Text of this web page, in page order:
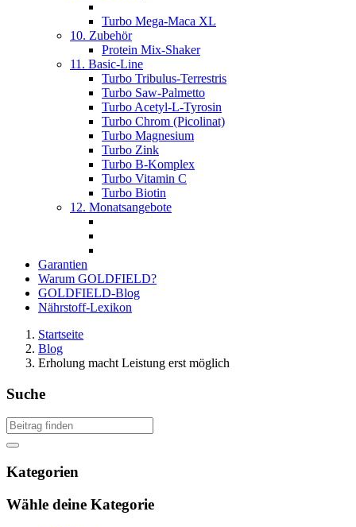
Turbo Mega-Maca XL
10. Zubehör
Protein Mix-Shaker
11. Basic-Line
Turbo Tribulus-Terrestris
Turbo Saw-Palmetto
Turbo Acetyl-L-Tyrosin
Turbo Chrom (Picolinat)
Turbo Magnesium
Turbo Zink
Turbo B-Komplex
Turbo Vitamin C
Turbo Biotin
12. Monatsangebote
Garantien
Warum GOLDFIELD?
GOLDFIELD-Blog
Nährstoff-Lexikon
Startseite
Blog
Erholung macht Leistung erst möglich
Suche
Kategorien
Wähle deine Kategorie